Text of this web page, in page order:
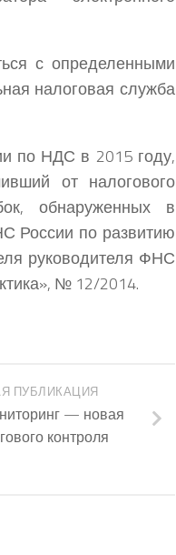
с определенными
налоговая служба
по НДС в 2015 году,
от налогового
обнаруженных в
России по развитию
руководителя ФНС
№ 12/2014.
ПУБЛИКАЦИЯ
— новая
контроля